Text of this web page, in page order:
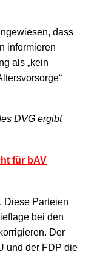
dass
informieren
als „kein
DVG ergibt
für bAV
. Diese Parteien
bei den
Der
und der FDP die